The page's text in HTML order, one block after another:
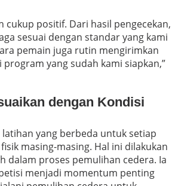
cukup positif. Dari hasil pengecekan,
sesuai dengan standar yang kami
pemain juga rutin mengirimkan
yang sudah kami siapkan,”
dengan Kondisi
yang berbeda untuk setiap
masing-masing. Hal ini dilakukan
dalam proses pemulihan cedera. Ia
menjadi momentum penting